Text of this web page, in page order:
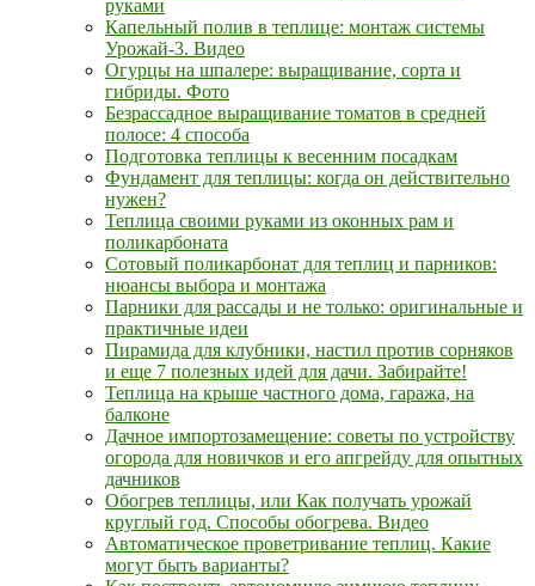
руками
Капельный полив в теплице: монтаж системы
Урожай-3. Видео
Огурцы на шпалере: выращивание, сорта и
гибриды. Фото
Безрассадное выращивание томатов в средней
полосе: 4 способа
Подготовка теплицы к весенним посадкам
Фундамент для теплицы: когда он действительно
нужен?
Теплица своими руками из оконных рам и
поликарбоната
Сотовый поликарбонат для теплиц и парников:
нюансы выбора и монтажа
Парники для рассады и не только: оригинальные и
практичные идеи
Пирамида для клубники, настил против сорняков
и еще 7 полезных идей для дачи. Забирайте!
Теплица на крыше частного дома, гаража, на
балконе
Дачное импортозамещение: советы по устройству
огорода для новичков и его апгрейду для опытных
дачников
Обогрев теплицы, или Как получать урожай
круглый год. Способы обогрева. Видео
Автоматическое проветривание теплиц. Какие
могут быть варианты?